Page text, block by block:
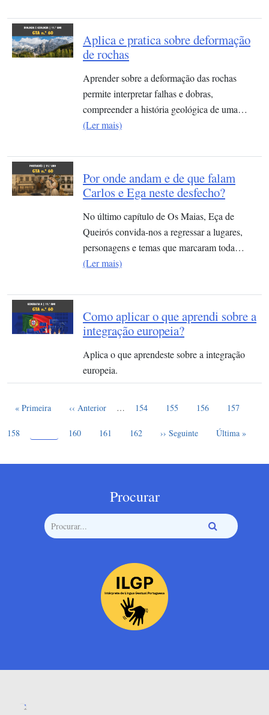
Aplica e pratica sobre deformação
de rochas
Aprender sobre a deformação das rochas
permite interpretar falhas e dobras,
compreender a história geológica de uma…
(Ler mais)
Por onde andam e de que falam
Carlos e Ega neste desfecho?
No último capítulo de Os Maias, Eça de
Queirós convida-nos a regressar a lugares,
personagens e temas que marcaram toda…
(Ler mais)
Como aplicar o que aprendi sobre a
integração europeia?
Aplica o que aprendeste sobre a integração
europeia.
Primeira página
« Primeira Página anterior
‹‹ Anterior … Page
154 Page
155 Page
156 Page
157
158 Page
160 Page
161 Page
162 Próxima página
›› Seguinte Última página
Última »
Procurar